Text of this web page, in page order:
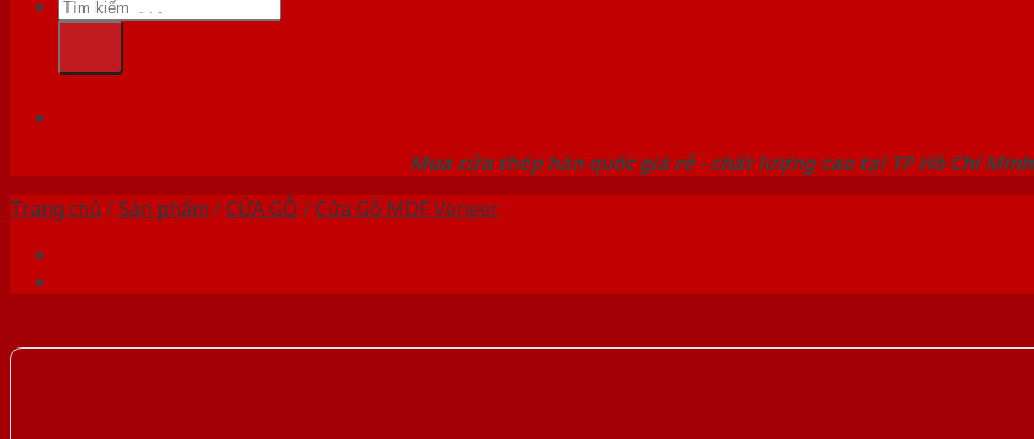
kiếm:
Mua cửa thép hàn quốc giá rẻ - chất lượng cao tại TP Hồ Chí Minh
Trang chủ /Sản phẩm /CỬA GỖ /Cửa Gỗ MDF Veneer